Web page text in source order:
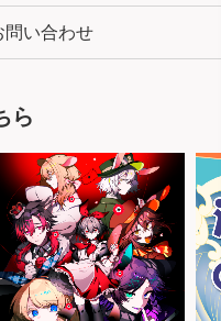
問い合わせ
ら